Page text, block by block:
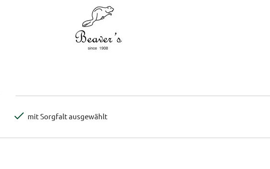
mit Sorgfalt ausgewählt